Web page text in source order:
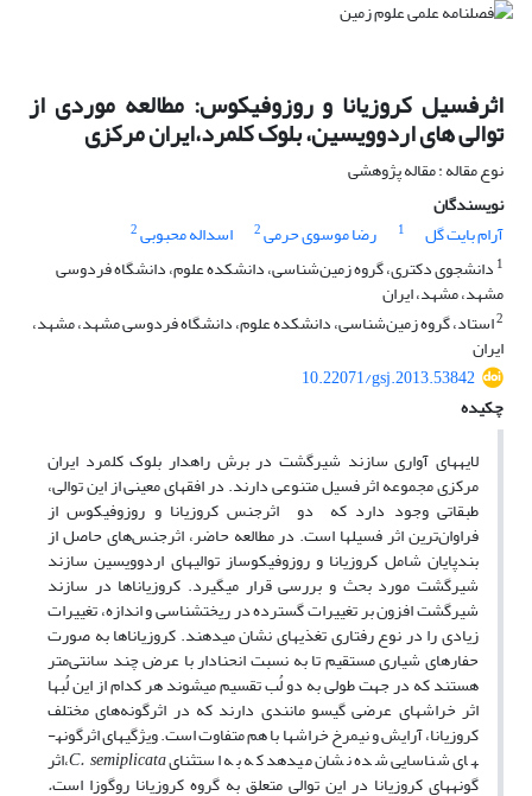
اثرفسیل کروزیانا و روزوفیکوس: مطالعه موردی از
توالی های اردوویسین، بلوک کلمرد،ایران مرکزی
نوع مقاله : مقاله پژوهشی
نویسندگان
آرام بایت گل
1 رضا موسوی حرمی2 اسداله محبوبی2
1 دانشجوی دکتری، گروه زمین‌شناسی، دانشکده علوم، دانشگاه فردوسی
مشهد، مشهد، ایران
2استاد، گروه زمین‌شناسی، دانشکده علوم، دانشگاه فردوسی مشهد، مشهد،
ایران
10.22071/gsj.2013.53842
چکیده
لایه­های آواری سازند شیرگشت در برش راهدار بلوک کلمرد ایران
مرکزی مجموعه اثر فسیل متنوعی دارند. در افق­های معینی از این توالی،
طبقاتی وجود دارد که دو اثرجنس کروزیانا و روزوفیکوس از
فراوان‌ترین اثر فسیل­ها است. در مطالعه حاضر، اثرجنس‌های حاصل از
بندپایان شامل کروزیانا و روزوفیکوساز توالی­های اردوویسین سازند
شیرگشت مورد بحث و بررسی قرار می­گیرد. کروزیاناها در سازند
شیرگشت افزون بر تغییرات گسترده در ریخت­شناسی و اندازه، تغییرات
زیادی را در نوع رفتاری تغذیه­ای نشان می­دهند. کروزیاناها به صورت
حفارهای شیاری مستقیم تا به نسبت انحنادار با عرض چند سانتی‌متر
هستند که در جهت طولی به دو لُب تقسیم می­شوند هر کدام از این لُب­ها
اثر خراش­های عرضی گیسو مانندی دارند که در اثر‌گونه‌های مختلف
کروزیانا، آرایش و نیمرخ خراش­ها با هم متفاوت است. ویژگی­های اثرگونه­
های شناسایی شده نشان می­دهد که به استثنایC. semiplicata،اثر
گونه­های کروزیانا در این توالی متعلق به گروه کروزیانا روگوزا است.